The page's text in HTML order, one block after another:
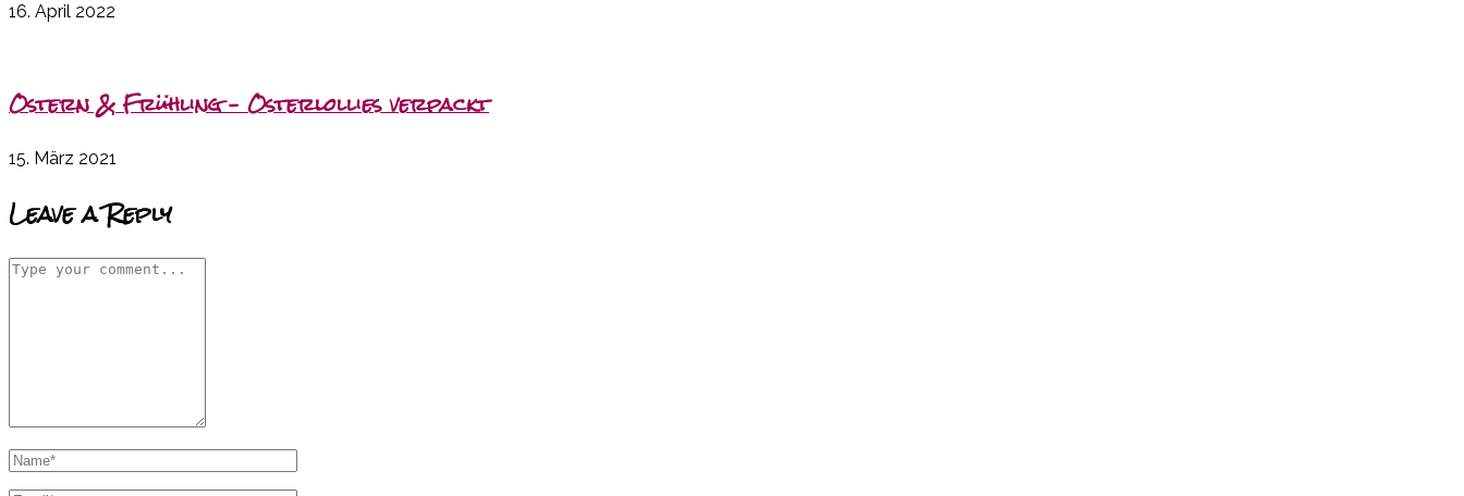
16. April 2022
Ostern & Frühling – Osterlollies verpackt
15. März 2021
Leave a Reply